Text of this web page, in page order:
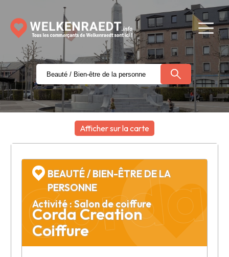
Afficher sur la carte
Corda Creation
Coiffure
BEAUTÉ / BIEN-ÊTRE DE LA
PERSONNE
Activité : Salon de coiffure